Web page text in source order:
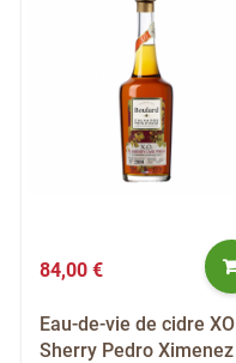
84,00 €
Eau-de-vie de cidre XO
Sherry Pedro Ximenez